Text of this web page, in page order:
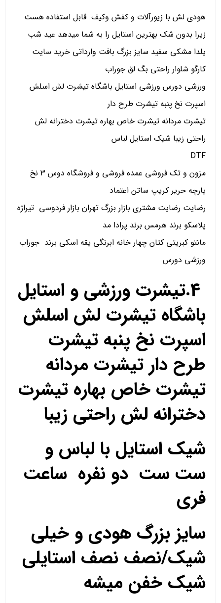
هودی لش با زیورآلات و کفش وکیف قابل استفاده هست
زیرا بدون شک بهترین استایل را به شما میدهد عید شب
یلدا مشکی سفید سایز بزرگ بافت وارداتی خرید سایت
کارگو شلوار راحتی بگ لق جوراب
ورزشی دورس ورزشی استایل باشگاه تیشرت لش اسلش
اسپرت نخ پنبه تیشرت طرح دار
تیشرت مردانه تیشرت خاص بهاره تیشرت دخترانه لش
راحتی زیبا شیک استایل لباس
DTF
مزون و تک فروشی عمده فروشی و فروشگاه دوس 3 نخ
پارچه حریر کریپ ساتن اعتماد
رضایت رضایت مشتری بازار بزرگ تهران بازار فردوسی تیراژه
پلاسکو برند هرمس برند پرادا مد
مانتو کبریتی کتان چهار خانه ابرنگی یقه اسکی برند جوراب
ورزشی دورس
4.تیشرت ورزشی و استایل
باشگاه تیشرت لش اسلش
اسپرت نخ پنبه تیشرت
طرح دار تیشرت مردانه
تیشرت خاص بهاره تیشرت
دخترانه لش راحتی زیبا
شیک استایل با لباس و
ست ست دو نفره ساعت
فری
سایز بزرگ هودی و خیلی
شیک/نصف نصف استایلی
شیک خفن میشه